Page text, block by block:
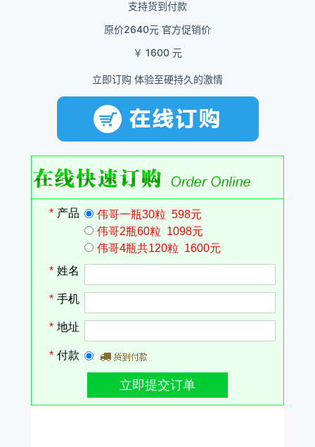
支持货到付款
原价2640元 官方促销价
￥ 1600 元
立即订购 体验至硬持久的激情